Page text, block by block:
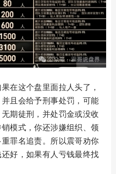
在这个盘里面拉人头了，
且会给予刑事处罚，可能
期徒刑，并处罚金或没收
模式，你还涉嫌组织、领
罪名追责。所以震哥劝你
好，如果有人亏钱最终找